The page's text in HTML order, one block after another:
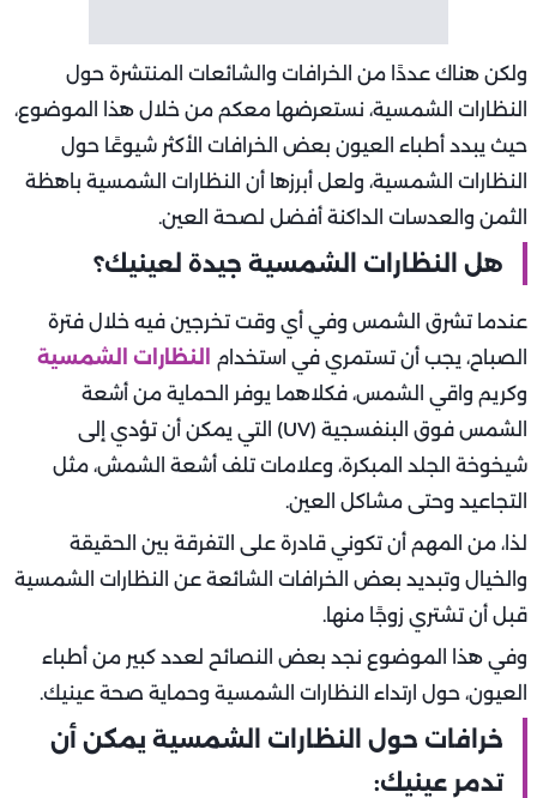
ولكن هناك عددًا من الخرافات والشائعات المنتشرة حول
النظارات الشمسية، نستعرضها معكم من خلال هذا الموضوع،
حيث يبدد أطباء العيون بعض الخرافات الأكثر شيوعًا حول
النظارات الشمسية، ولعل أبرزها أن النظارات الشمسية باهظة
الثمن والعدسات الداكنة أفضل لصحة العين.
هل النظارات الشمسية جيدة لعينيك؟
عندما تشرق الشمس وفي أي وقت تخرجين فيه خلال فترة
الصباح، يجب أن تستمري في استخدام
النظارات الشمسية
وكريم واقي الشمس، فكلاهما يوفر الحماية من أشعة
الشمس فوق البنفسجية (UV) التي يمكن أن تؤدي إلى
شيخوخة الجلد المبكرة، وعلامات تلف أشعة الشمش، مثل
التجاعيد وحتى مشاكل العين.
لذا، من المهم أن تكوني قادرة على التفرقة بين الحقيقة
والخيال وتبديد بعض الخرافات الشائعة عن النظارات الشمسية
قبل أن تشتري زوجًا منها.
وفي هذا الموضوع نجد بعض النصائح لعدد كبير من أطباء
العيون، حول ارتداء النظارات الشمسية وحماية صحة عينيك.
خرافات حول النظارات الشمسية يمكن أن
تدمر عينيك: